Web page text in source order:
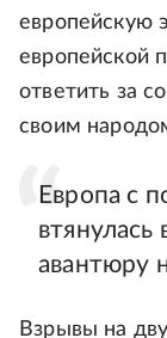
европейскую
европейской
ответить за
своим
Европа с
авантюру
Взрывы на